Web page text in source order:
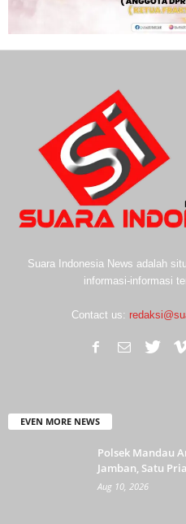
Suara Indonesia News adalah
informasi-informasi
Contact us:
EVEN MORE NEWS
Polsek Mandau
Jamban, Satu
Aug 10, 2026